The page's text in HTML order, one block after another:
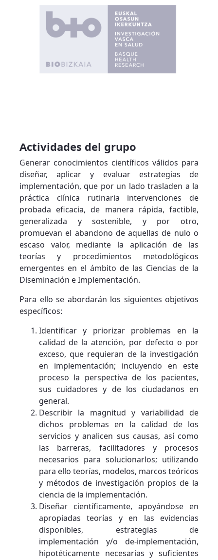
Actividades del grupo
Generar conocimientos científicos válidos para
diseñar, aplicar y evaluar estrategias de
implementación, que por un lado trasladen a la
práctica clínica rutinaria intervenciones de
probada eficacia, de manera rápida, factible,
generalizada y sostenible, y por otro,
promuevan el abandono de aquellas de nulo o
escaso valor, mediante la aplicación de las
teorías y procedimientos metodológicos
emergentes en el ámbito de las Ciencias de la
Diseminación e Implementación.
Para ello se abordarán los siguientes objetivos
específicos:
Identificar y priorizar problemas en la
calidad de la atención, por defecto o por
exceso, que requieran de la investigación
en implementación; incluyendo en este
proceso la perspectiva de los pacientes,
sus cuidadores y de los ciudadanos en
general.
Describir la magnitud y variabilidad de
dichos problemas en la calidad de los
servicios y analicen sus causas, así como
las barreras, facilitadores y procesos
necesarios para solucionarlos; utilizando
para ello teorías, modelos, marcos teóricos
y métodos de investigación propios de la
ciencia de la implementación.
Diseñar científicamente, apoyándose en
apropiadas teorías y en las evidencias
disponibles, estrategias de
implementación y/o de-implementación,
hipotéticamente necesarias y suficientes